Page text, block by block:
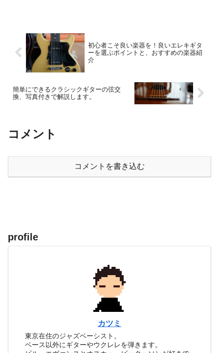
初心者こそ良い楽器を！良いエレキギタ
ーを選ぶポイントと、おすすめの楽器紹
介
簡単にできるクラシックギターの弦交
換、写真付きで解説します。
コメント
コメントを書き込む
profile
カツミ
東京在住のジャズベーシスト。
ベース以外にギターやウクレレを弾きます。